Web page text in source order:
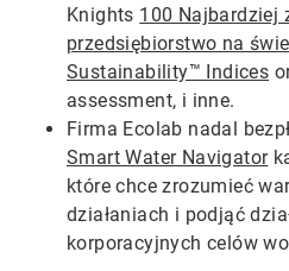
Knights 100 Najbardziej
przedsiębiorstwo na
Sustainability™ Indices
assessment, i inne.
Firma Ecolab nadal
Smart Water Navigator
które chce zrozumieć
działaniach i podjąć
korporacyjnych celów